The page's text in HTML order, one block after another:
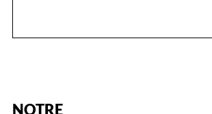
NOTRE
(Ce